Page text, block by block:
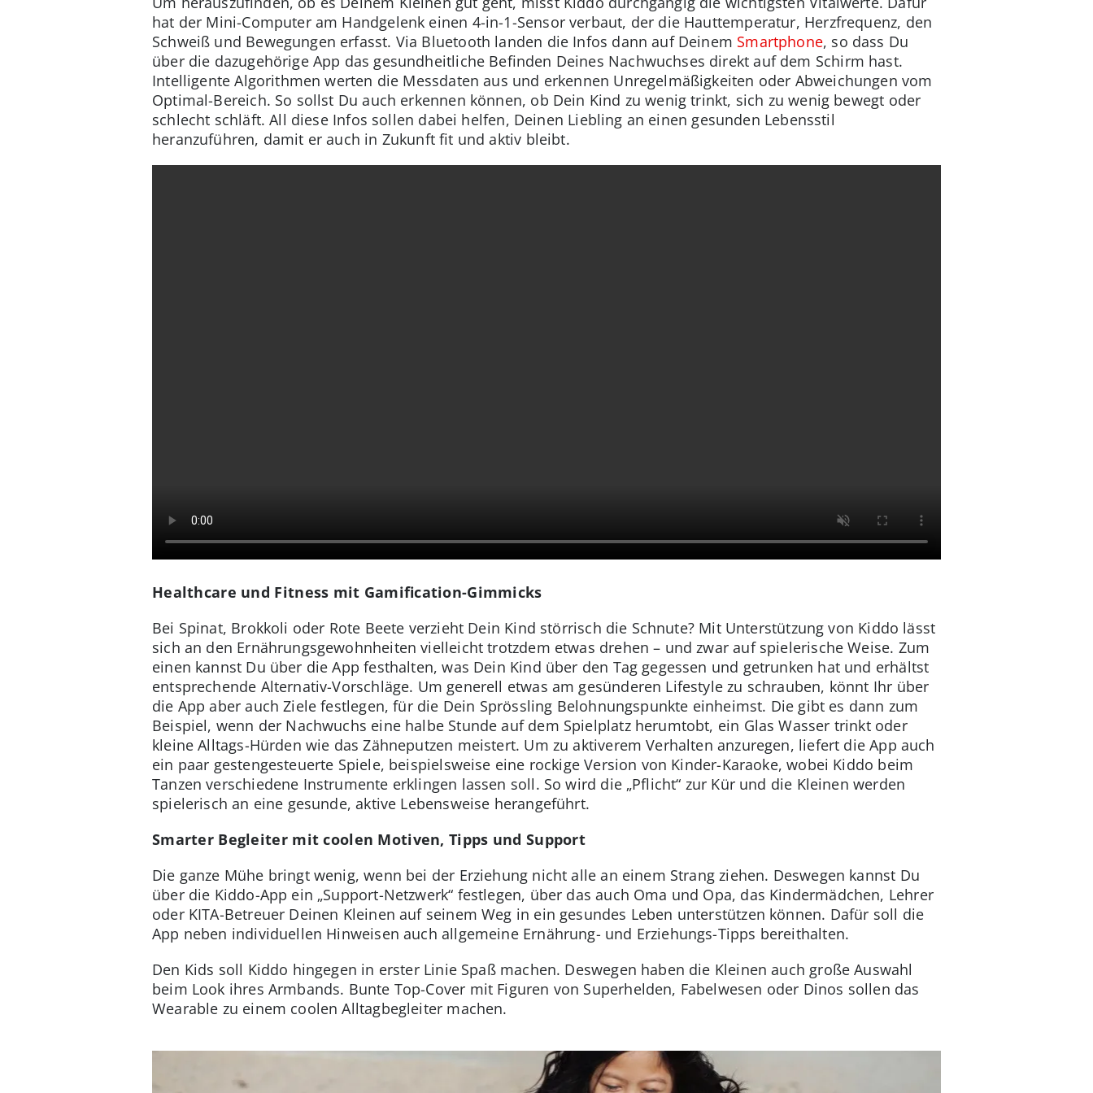
hat der Mini-Computer am Handgelenk einen 4-in-1-Sensor verbaut, der die Hauttemperatur, Herzfrequenz, den
Schweiß und Bewegungen erfasst. Via Bluetooth landen die Infos dann auf Deinem Smartphone, so dass Du
über die dazugehörige App das gesundheitliche Befinden Deines Nachwuchses direkt auf dem Schirm hast.
Intelligente Algorithmen werten die Messdaten aus und erkennen Unregelmäßigkeiten oder Abweichungen vom
Optimal-Bereich. So sollst Du auch erkennen können, ob Dein Kind zu wenig trinkt, sich zu wenig bewegt oder
schlecht schläft. All diese Infos sollen dabei helfen, Deinen Liebling an einen gesunden Lebensstil
heranzuführen, damit er auch in Zukunft fit und aktiv bleibt.
Healthcare und Fitness mit Gamification-Gimmicks
Bei Spinat, Brokkoli oder Rote Beete verzieht Dein Kind störrisch die Schnute? Mit Unterstützung von Kiddo lässt
sich an den Ernährungsgewohnheiten vielleicht trotzdem etwas drehen – und zwar auf spielerische Weise. Zum
einen kannst Du über die App festhalten, was Dein Kind über den Tag gegessen und getrunken hat und erhältst
entsprechende Alternativ-Vorschläge. Um generell etwas am gesünderen Lifestyle zu schrauben, könnt Ihr über
die App aber auch Ziele festlegen, für die Dein Sprössling Belohnungspunkte einheimst. Die gibt es dann zum
Beispiel, wenn der Nachwuchs eine halbe Stunde auf dem Spielplatz herumtobt, ein Glas Wasser trinkt oder
kleine Alltags-Hürden wie das Zähneputzen meistert. Um zu aktiverem Verhalten anzuregen, liefert die App auch
ein paar gestengesteuerte Spiele, beispielsweise eine rockige Version von Kinder-Karaoke, wobei Kiddo beim
Tanzen verschiedene Instrumente erklingen lassen soll. So wird die „Pflicht“ zur Kür und die Kleinen werden
spielerisch an eine gesunde, aktive Lebensweise herangeführt.
Smarter Begleiter mit coolen Motiven, Tipps und Support
Die ganze Mühe bringt wenig, wenn bei der Erziehung nicht alle an einem Strang ziehen. Deswegen kannst Du
über die Kiddo-App ein „Support-Netzwerk“ festlegen, über das auch Oma und Opa, das Kindermädchen, Lehrer
oder KITA-Betreuer Deinen Kleinen auf seinem Weg in ein gesundes Leben unterstützen können. Dafür soll die
App neben individuellen Hinweisen auch allgemeine Ernährung- und Erziehungs-Tipps bereithalten.
Den Kids soll Kiddo hingegen in erster Linie Spaß machen. Deswegen haben die Kleinen auch große Auswahl
beim Look ihres Armbands. Bunte Top-Cover mit Figuren von Superhelden, Fabelwesen oder Dinos sollen das
Wearable zu einem coolen Alltagbegleiter machen.